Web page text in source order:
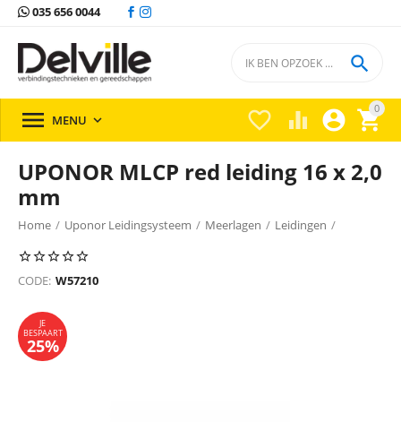
035 656 0044
0


 

 MENU 
UPONOR MLCP red leiding 16 x 2,0
mm
Home / Uponor Leidingsysteem / Meerlagen / Leidingen /
Leidingen Uponor
CODE: W57210
JE
25%